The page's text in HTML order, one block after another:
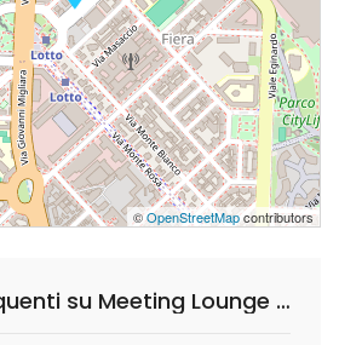
©OpenStreetMapcontributors
Domande Frequenti su Meeting Lounge Bar